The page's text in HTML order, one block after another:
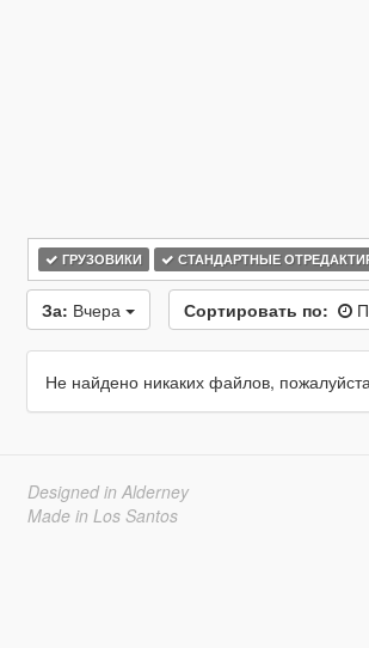
ГРУЗОВИКИ СТАНДАРТНЫЕ
За: Вчера Сортировать по:
Не найдено никаких файлов,
Designed in Alderney
Made in Los Santos